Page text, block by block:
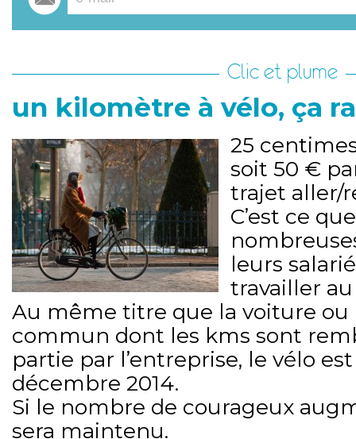
Clic et plume
un kilomètre à vélo, ça
25
soit 50 €
trajet aller/
C’est ce
leurs
travailler
Au même titre que la voiture ou
commun dont les kms sont
partie par l’entreprise, le vélo
décembre 2014.
Si le nombre de courageux
sera maintenu.